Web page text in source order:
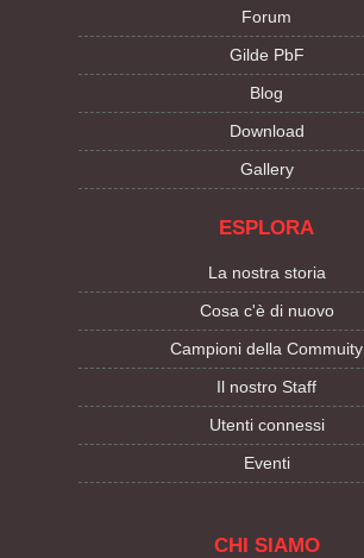
Forum
Gilde PbF
Blog
Download
Gallery
ESPLORA
La nostra storia
Cosa c'è di nuovo
Campioni della Commuity
Il nostro Staff
Utenti connessi
Eventi
CHI SIAMO